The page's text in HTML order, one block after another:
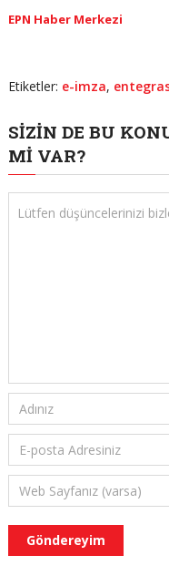
EPN Haber Merkezi
Etiketler: e-imza,
SIZIN DE BU
MI VAR?